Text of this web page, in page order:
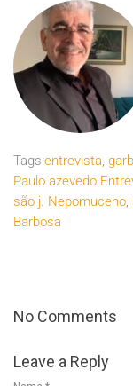
Tags:entrevista,
Paulo azevedo
são j. Nepomuceno,
Barbosa
No Comments
Leave a Reply